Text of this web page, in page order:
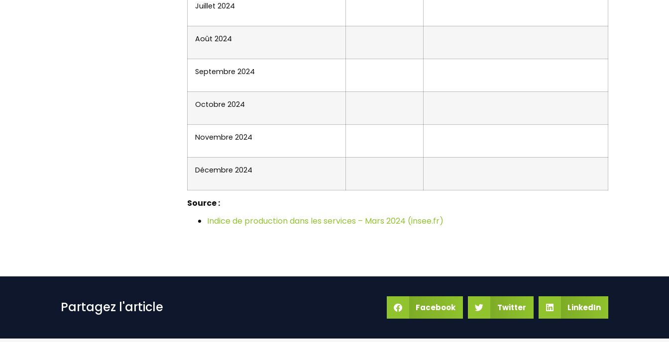
Juillet 2024
Août 2024
Septembre 2024
Octobre 2024
Novembre 2024
Décembre 2024
Source :
Indice de production dans les services – Mars 2024 (insee.fr)
Partagez l'article Facebook Twitter LinkedIn